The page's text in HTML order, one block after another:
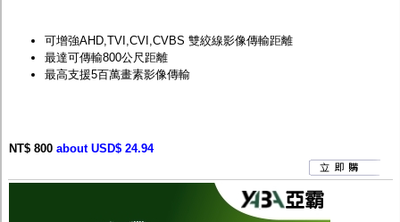
可增強AHD,TVI,CVI,CVBS 雙絞線影像傳輸距離
最達可傳輸800公尺 距離
最高支援5百萬畫素影像傳輸
NT$ 800 about USD$ 24.94